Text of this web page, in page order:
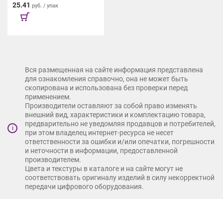
25.41 руб. / упак
i
Вся размещенная на сайте информация представлена
для ознакомления справочно, она не может быть
скопирована и использована без проверки перед
применением.
Производители оставляют за собой право изменять
внешний вид, характеристики и комплектацию товара,
предварительно не уведомляя продавцов и потребителей,
при этом владелец интернет-ресурса не несет
ответственности за ошибки и/или опечатки, погрешности
и неточности в информации, предоставленной
производителем.
Цвета и текстуры в каталоге и на сайте могут не
соответствовать оригиналу изделий в силу некорректной
передачи цифрового оборудования.